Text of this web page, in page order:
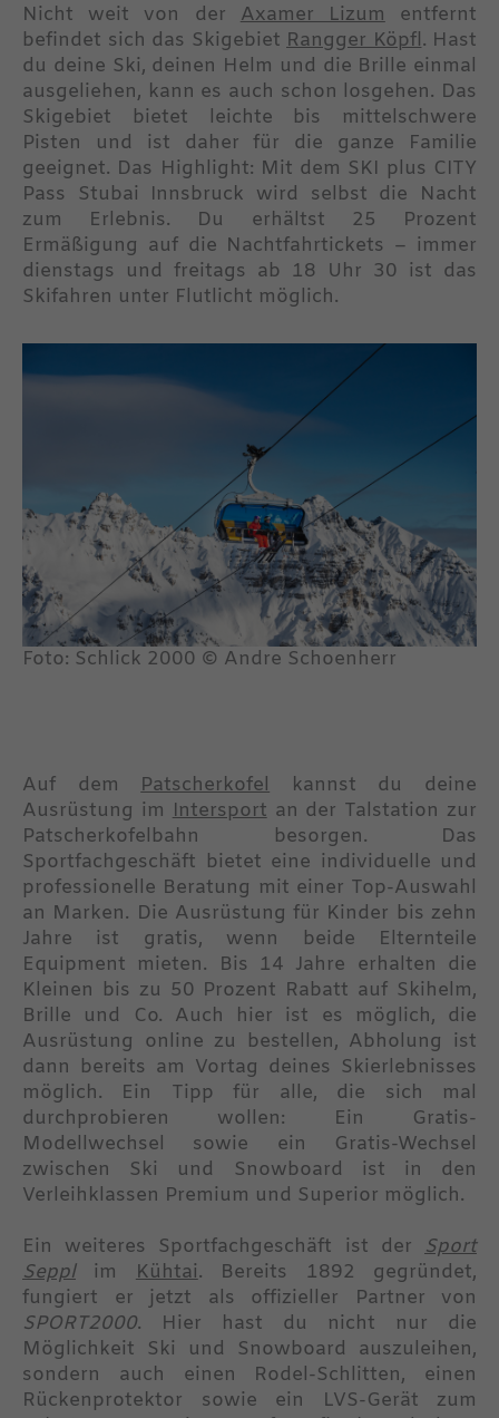
Nicht weit von der Axamer Lizumentfernt
befindet sich das Skigebiet Rangger Köpfl. Hast
du deine Ski, deinen Helm und die Brille einmal
ausgeliehen, kann es auch schon losgehen. Das
Skigebiet bietet leichte bis mittelschwere
Pisten und ist daher für die ganze Familie
geeignet. Das Highlight: Mit dem SKI plus CITY
Pass Stubai Innsbruck wird selbst die Nacht
zum Erlebnis. Du erhältst 25 Prozent
Ermäßigung auf die Nachtfahrtickets – immer
dienstags und freitags ab 18 Uhr 30 ist das
Skifahren unter Flutlicht möglich.
Foto: Schlick 2000 © Andre Schoenherr
Auf demPatscherkofel kannst du deine
Ausrüstung im Intersportan der Talstation zur
Patscherkofelbahn besorgen. Das
Sportfachgeschäft bietet eine individuelle und
professionelle Beratung mit einer Top-Auswahl
an Marken. Die Ausrüstung für Kinder bis zehn
Jahre ist gratis, wenn beide Elternteile
Equipment mieten. Bis 14 Jahre erhalten die
Kleinen bis zu 50 Prozent Rabatt auf Skihelm,
Brille und Co. Auch hier ist es möglich, die
Ausrüstung online zu bestellen, Abholung ist
dann bereits am Vortag deines Skierlebnisses
möglich. Ein Tipp für alle, die sich mal
durchprobieren wollen: Ein Gratis-
Modellwechsel sowie ein Gratis-Wechsel
zwischen Ski und Snowboard ist in den
Verleihklassen Premium und Superior möglich.
Ein weiteres Sportfachgeschäft ist der Sport
Sepplim Kühtai. Bereits 1892 gegründet,
fungiert er jetzt als offizieller Partner von
SPORT2000. Hier hast du nicht nur die
Möglichkeit Ski und Snowboard auszuleihen,
sondern auch einen Rodel-Schlitten, einen
Rückenprotektor sowie ein LVS-Gerät zum